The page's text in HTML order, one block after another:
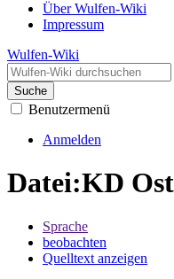
Über Wulfen-Wiki
Impressum
Wulfen-Wiki
Suche
Benutzermenü
Anmelden
Datei:KD
Sprache
beobachten
Quelltext anzeigen